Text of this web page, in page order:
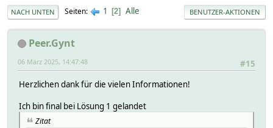
NACH UNTEN Seiten 1 2 Alle BENUTZER-AKTIONEN
Peer.Gynt
#15
06 März 2025, 14:47:48
Herzlichen dank für die vielen Informationen!
Ich bin final bei Lösung 1 gelandet
Zitat